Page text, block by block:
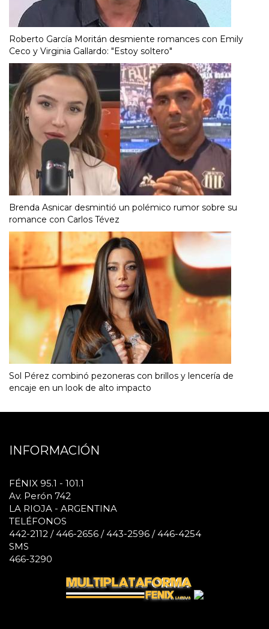
Roberto García Moritán desmiente romances con Emily
Ceco y Virginia Gallardo: "Estoy soltero"
Brenda Asnicar desmintió un polémico rumor sobre su
romance con Carlos Tévez
Sol Pérez combinó pezoneras con brillos y lencería de
encaje en un look de alto impacto
INFORMACIÓN
FÉNIX 95.1 - 101.1
Av. Perón 742
LA RIOJA - ARGENTINA
TELÉFONOS
442-2112 / 446-2656 / 443-2596 / 446-4254
SMS
466-3290